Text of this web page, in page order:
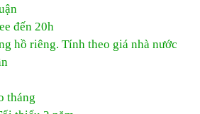
đến 20h
hồ riêng. Tính theo giá nhà nước
tháng